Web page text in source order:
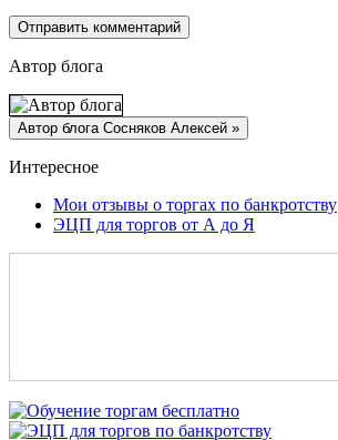
Автор блога
Интересное
Мои отзывы о торгах по банкротству
ЭЦП для торгов от А до Я